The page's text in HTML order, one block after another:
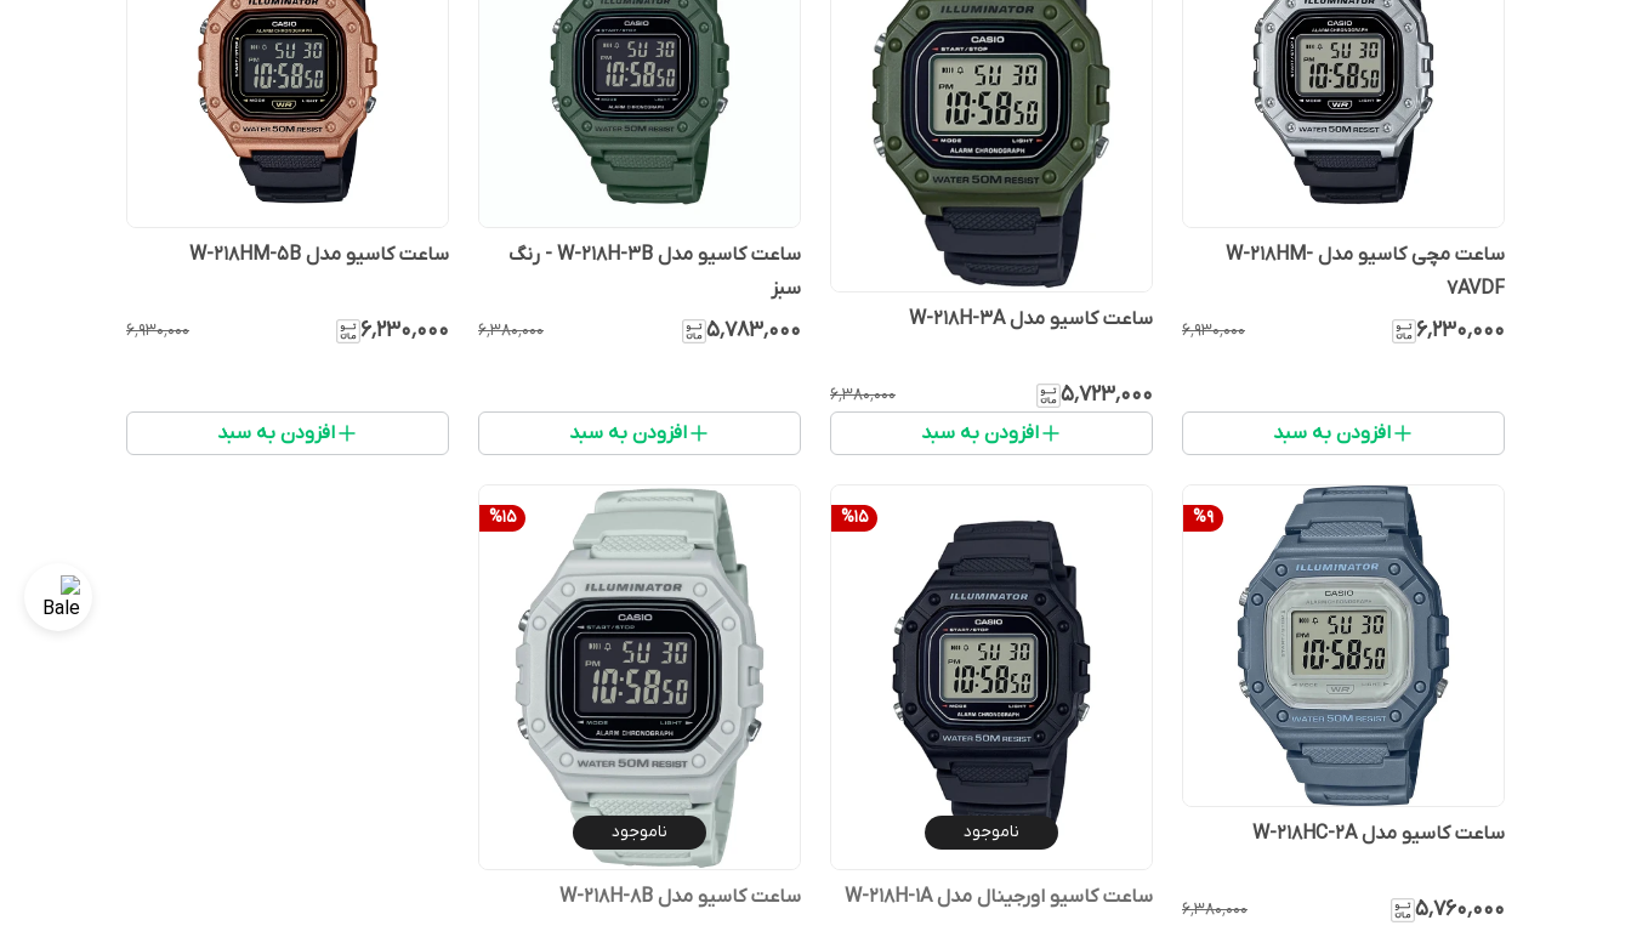
ساعت مچی کاسیو مدل W-218HM-
7AVDF
۶٬۲۳۰٬۰۰۰ ۶٬۹۳۰٬۰۰۰
افزودن به سبد
ساعت کاسیو مدل W-218H-3A
۵٬۷۲۳٬۰۰۰ ۶٬۳۸۰٬۰۰۰
افزودن به سبد
ساعت کاسیو مدل W-218H-3B - رنگ
سبز
۵٬۷۸۳٬۰۰۰ ۶٬۳۸۰٬۰۰۰
افزودن به سبد
ساعت کاسیو مدل W-218HM-5B
۶٬۲۳۰٬۰۰۰ ۶٬۹۳۰٬۰۰۰
افزودن به سبد
%9
ساعت کاسیو مدل W-218HC-2A
۵٬۷۶۰٬۰۰۰ ۶٬۳۸۰٬۰۰۰
%15
ناموجود
ساعت کاسیو اورجینال مدل W-218H-1A
%15
ناموجود
ساعت کاسیو مدل W-218H-8B